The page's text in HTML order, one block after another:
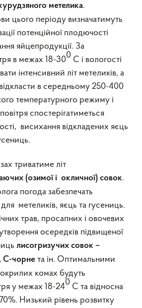
метелика.
цього періоду визначатимуть
потенційної плодючості
яйцепродукції. За
в межах 18-300 С і вологості
інтенсивний літ метеликів, а
в середньому 250-400
температурного режиму і
спостерігатиметься
висихання відкладених яєць
триватиме літ
(озимої і окличної) совок.
погода забезпечать
метеликів, яєць та гусениць.
трав, просапних і овочевих
осередків підвищеної
лисогризучих совок –
С-чорне та ін. Оптимальними
комах будуть
у межах 18-240 С та відносна
70%. Низький рівень розвитку